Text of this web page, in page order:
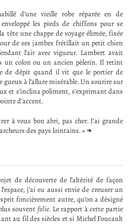
d’une vieille robe réparée en de
les pieds de chiffons pour se
une chappe de voyage élimée, fixée
de ses jambes frétillait un petit chien
l’air avec vigueur. Lambert avait
un colon ou un ancien pèlerin. Il retint
de dépit quand il vit que le portier de
à l’allure misérable. Un sourire sur
et s’inclina poliment, s’exprimant dans
d’accent.
à vous bon abri, pas cher. J’ai grande
des pays lointains. » ❧
de découverte de l’altérité de façon
j’ai eu aussi envie de creuser un
foncièrement autre, qu’on a désigné
souvent folie. Le rapport à cette partie
au fil des siècles et si Michel Foucault